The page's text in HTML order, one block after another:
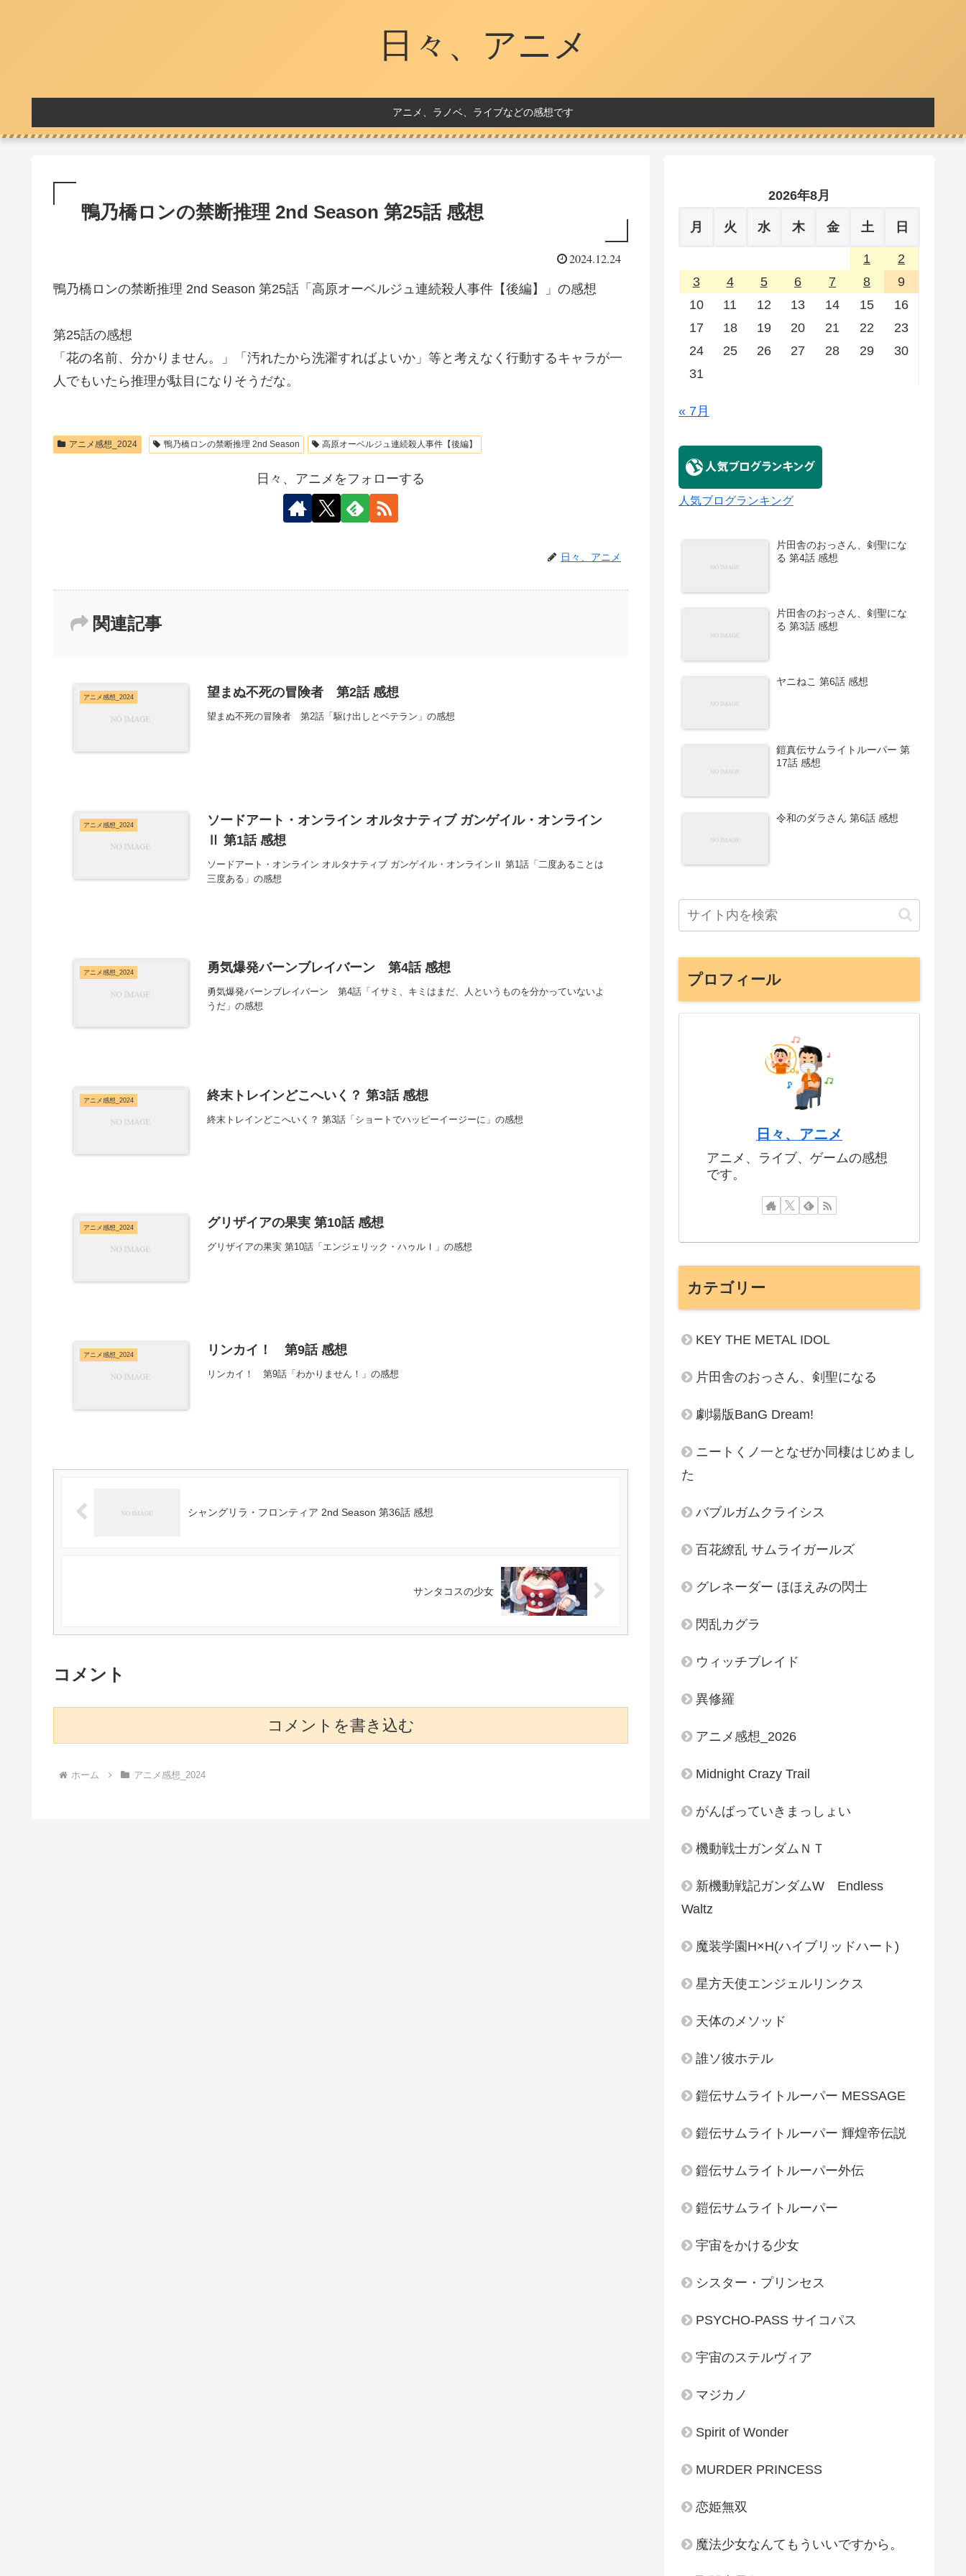
日々、アニメ
アニメ、ラノベ、ライブなどの感想です
鴨乃橋ロンの禁断推理 2nd Season 第25話 感想
2024.12.24
鴨乃橋ロンの禁断推理 2nd Season 第25話「高原オーベルジュ連続殺人事件【後編】」の感想
第25話の感想
「花の名前、分かりません。」「汚れたから洗濯すればよいか」等と考えなく行動するキャラが一
人でもいたら推理が駄目になりそうだな。
アニメ感想_2024 鴨乃橋ロンの禁断推理 2nd Season 高原オーベルジュ連続殺人事件【後編】
日々、アニメをフォローする
日々、アニメ
関連記事
アニメ感想_2024 望まぬ不死の冒険者 第2話 感想
望まぬ不死の冒険者 第2話「駆け出しとベテラン」の感想
アニメ感想_2024
ソードアート・オンライン オルタナティブ ガンゲイル・オンライン
Ⅱ 第1話 感想
ソードアート・オンライン オルタナティブ ガンゲイル・オンラインⅡ 第1話「二度あることは
三度ある」の感想
アニメ感想_2024 勇気爆発バーンブレイバーン 第4話 感想
勇気爆発バーンブレイバーン 第4話「イサミ、キミはまだ、人というものを分かっていないよ
うだ」の感想
アニメ感想_2024 終末トレインどこへいく？ 第3話 感想
終末トレインどこへいく？ 第3話「ショートでハッピーイージーに」の感想
アニメ感想_2024 グリザイアの果実 第10話 感想
グリザイアの果実 第10話「エンジェリック・ハゥルⅠ」の感想
アニメ感想_2024 リンカイ！ 第9話 感想
リンカイ！ 第9話「わかりません！」の感想
シャングリラ・フロンティア 2nd Season 第36話 感想
サンタコスの少女
コメント
コメントを書き込む
ホーム アニメ感想_2024
2026年8月
月 火 水 木 金 土 日
1
2
3
4 5 6 7 8
9
10
11 12 13 14 15
16
17
18 19 20 21 22
23
24
25 26 27 28 29
30
31
« 7月
人気ブログランキング
片田舎のおっさん、剣聖にな
る 第4話 感想
片田舎のおっさん、剣聖にな
る 第3話 感想
ヤニねこ 第6話 感想
鎧真伝サムライトルーパー 第
17話 感想
令和のダラさん 第6話 感想
プロフィール
日々、アニメ
アニメ、ライブ、ゲームの感想
です。
カテゴリー
KEY THE METAL IDOL
片田舎のおっさん、剣聖になる
劇場版BanG Dream!
ニートくノ一となぜか同棲はじめまし
た
バブルガムクライシス
百花繚乱 サムライガールズ
グレネーダー ほほえみの閃士
閃乱カグラ
ウィッチブレイド
異修羅
アニメ感想_2026
Midnight Crazy Trail
がんばっていきまっしょい
機動戦士ガンダムＮＴ
新機動戦記ガンダムW Endless
Waltz
魔装学園H×H(ハイブリッドハート)
星方天使エンジェルリンクス
天体のメソッド
誰ソ彼ホテル
鎧伝サムライトルーパー MESSAGE
鎧伝サムライトルーパー 輝煌帝伝説
鎧伝サムライトルーパー外伝
鎧伝サムライトルーパー
宇宙をかける少女
シスター・プリンセス
PSYCHO-PASS サイコパス
宇宙のステルヴィア
マジカノ
Spirit of Wonder
MURDER PRINCESS
恋姫無双
魔法少女なんてもういいですから。